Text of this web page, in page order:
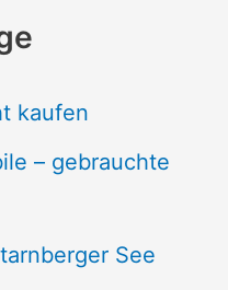
kaufen
– gebrauchte
See